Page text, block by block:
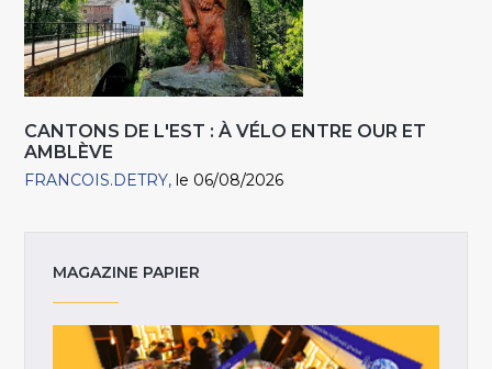
CANTONS DE L'EST : À VÉLO ENTRE OUR ET
AMBLÈVE
FRANCOIS.DETRY le 06/08/2026
MAGAZINE PAPIER